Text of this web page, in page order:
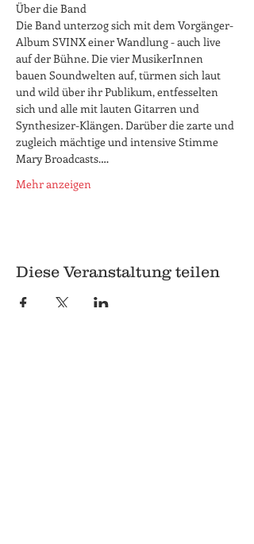
Über die Band
Die Band unterzog sich mit dem Vorgänger-
Album SVINX einer Wandlung - auch live
auf der Bühne. Die vier MusikerInnen
bauen Soundwelten auf, türmen sich laut
und wild über ihr Publikum, entfesselten
sich und alle mit lauten Gitarren und
Synthesizer-Klängen. Darüber die zarte und
zugleich mächtige und intensive Stimme
Mary Broadcasts.…
Mehr anzeigen
Diese Veranstaltung teilen